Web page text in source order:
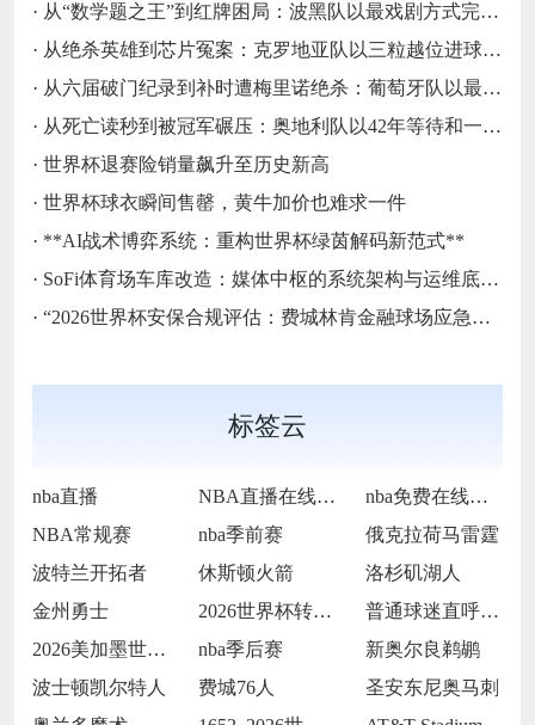
· 从“数学题之王”到红牌困局：波黑队以最戏剧方式完成首次淘汰赛之旅的哲学课
· 从绝杀英雄到芯片冤案：克罗地亚队以三粒越位进球和一次头发触球挥别莫德里奇最后一舞
· 从六届破门纪录到补时遭梅里诺绝杀：葡萄牙队以最残酷方式挥别C罗二十载征途
· 从死亡读秒到被冠军碾压：奥地利队以42年等待和一场“希区柯克剧本”挥别北美
· 世界杯退赛险销量飙升至历史新高
· 世界杯球衣瞬间售罄，黄牛加价也难求一件
· **AI战术博弈系统：重构世界杯绿茵解码新范式**
· SoFi体育场车库改造：媒体中枢的系统架构与运维底层逻辑
· “2026世界杯安保合规评估：费城林肯金融球场应急疏散通道宽度标准核查”
标签云
nba直播 NBA直播在线观看
nba免费在线高清直播
NBA常规赛
nba季前赛
俄克拉荷马雷霆
波特兰开拓者
休斯顿火箭
洛杉矶湖人
金州勇士
2026世界杯转播收费过高
普通球迷直呼看不起
2026美加墨世界杯决赛场地提前封闭维护
nba季后赛
新奥尔良鹈鹕
波士顿凯尔特人
费城76人
圣安东尼奥马刺